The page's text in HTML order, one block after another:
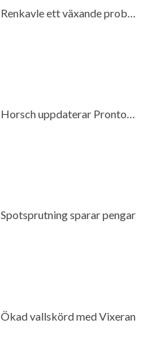
Horsch uppdaterar Pronto 6 DC
Spotsprutning sparar pengar
Ökad vallskörd med Vixeran